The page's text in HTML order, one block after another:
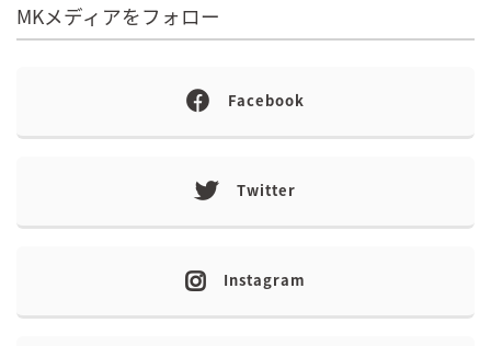
MKメディアをフォロー
Facebook
Twitter
Instagram